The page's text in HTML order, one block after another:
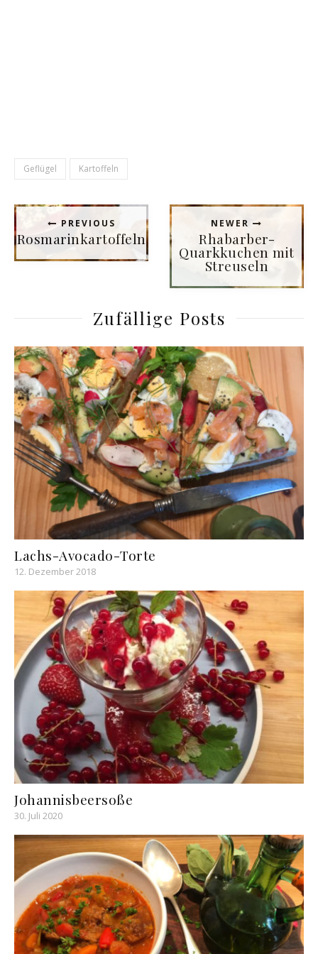
Geflügel Kartoffeln
PREVIOUS
Rosmarinkartoffeln
NEWER
Rhabarber-
Quarkkuchen mit
Streuseln
Zufällige Posts
Lachs-Avocado-Torte
12. Dezember 2018
Johannisbeersoße
30. Juli 2020